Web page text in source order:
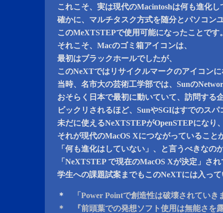
これこそ、実は現代のMacintoshは何も進化
確かに、マルチタスク方式を随分とパソコン
このMeXTSTEPで使用可能になったことです
それこそ、Macのゴミ箱アイコンは、
最初はブラックホールでしたが、
このNeXTではリサイクルマークのアイコン
当時、名市大の芸術工学部では、Sunの
おそらく日本で最初に動いていて、訪問する
ビックリされるほど、SunやSGIはすでのス
未だに使えるNeXTSTEPがOpenSTEPになり
それが現代のMacOS Xにつながっていること
「何も進化はしていない」、と言うべきなの
「NeXTSTEP で現在のMacOS Xが決定」さ
学生への課題試案までもこのNeXTには入っ
＊
「Power Pointで創造性は破壊されてい
＊ 『前頭葉での発想ソフト使用は無能さを